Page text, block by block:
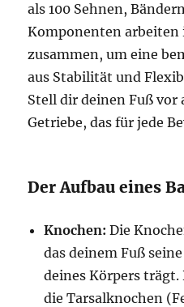
als 100 Sehnen,
Komponenten
zusammen, um eine
aus Stabilität und
Stell dir deinen Fuß vor
Getriebe, das für jede
Der Aufbau eines
Knochen: Die
das deinem Fuß
deines Körpers
die Tarsalknochen